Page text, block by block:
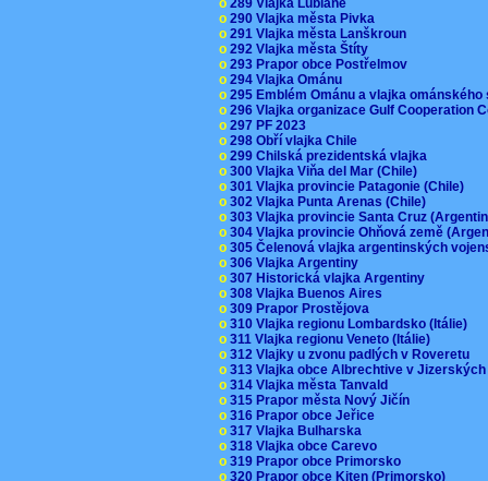
o 290 Vlajka města Pivka
o 291 Vlajka města Lanškroun
o 292 Vlajka města Štíty
o 293 Prapor obce Postřelmov
o 294 Vlajka Ománu
o 295 Emblém Ománu a vlajka
o 296 Vlajka organizace Gulf Cooperation
o 297 PF 2023
o 298 Obří vlajka Chile
o 299 Chilská prezidentská vlajka
o 300 Vlajka Viňa del Mar (Chile)
o 301 Vlajka provincie Patagonie (Chile)
o 302 Vlajka Punta Arenas (Chile)
o 303 Vlajka provincie Santa Cruz
o 304 Vlajka provincie Ohňová země
o 305 Čelenová vlajka argentinských
o 306 Vlajka Argentiny
o 307 Historická vlajka Argentiny
o 308 Vlajka Buenos Aires
o 309 Prapor Prostějova
o 310 Vlajka regionu Lombardsko (Itálie)
o 311 Vlajka regionu Veneto (Itálie)
o 312 Vlajky u zvonu padlých v Roveretu
o 313 Vlajka obce Albrechtive v
o 314 Vlajka města Tanvald
o 315 Prapor města Nový Jičín
o 316 Prapor obce Jeřice
o 317 Vlajka Bulharska
o 318 Vlajka obce Carevo
o 319 Prapor obce Primorsko
o 320 Prapor obce Kiten (Primorsko)